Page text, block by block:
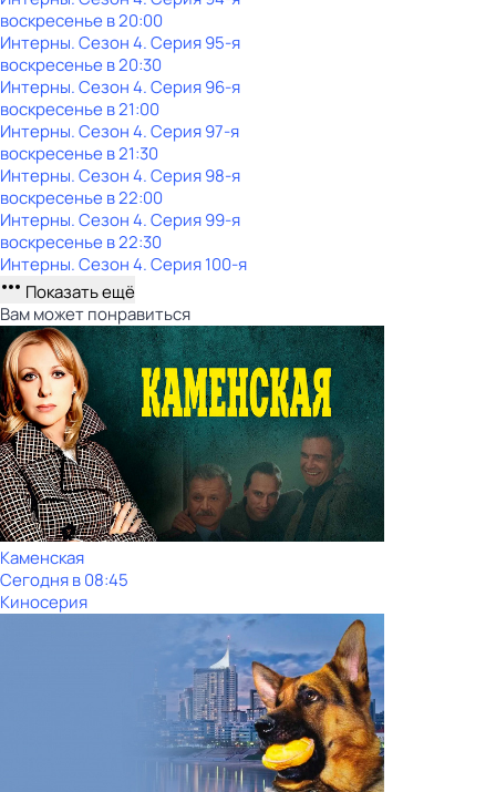
воскресенье в20:00
Интерны. Сезон 4. Серия 95-я
воскресенье в20:30
Интерны. Сезон 4. Серия 96-я
воскресенье в21:00
Интерны. Сезон 4. Серия 97-я
воскресенье в21:30
Интерны. Сезон 4. Серия 98-я
воскресенье в22:00
Интерны. Сезон 4. Серия 99-я
воскресенье в22:30
Интерны. Сезон 4. Серия 100-я
Показать ещё
Вам может понравиться
Каменская
Сегодня в 08:45
Киносерия